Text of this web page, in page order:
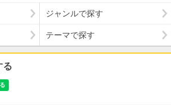
ジャンルで探す
テーマで探す
る